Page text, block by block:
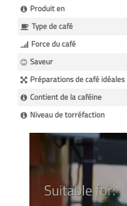
Produit en
Type de café
Force du café
Saveur
Préparations de café idéales
Contient de la caféine
Niveau de torréfaction